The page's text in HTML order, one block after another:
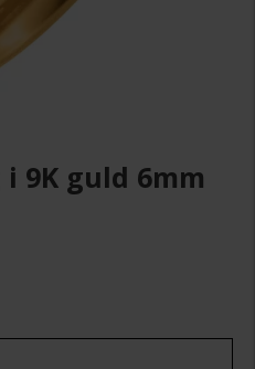
9K guld 6mm